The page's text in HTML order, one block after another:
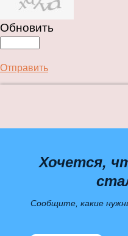
Обновить
Отправить
Хочется,
Сообщите, какие